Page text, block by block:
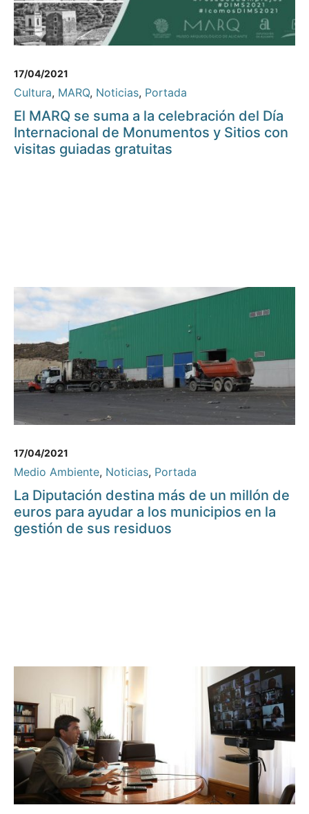
17/04/2021
Cultura, MARQ, Noticias, Portada
El MARQ se suma a la celebración del Día
Internacional de Monumentos y Sitios con
visitas guiadas gratuitas
17/04/2021
Medio Ambiente, Noticias, Portada
La Diputación destina más de un millón de
euros para ayudar a los municipios en la
gestión de sus residuos